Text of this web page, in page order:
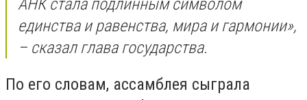
АНК стала подлинным символом
единства и равенства, мира и гармонии»,
– сказал глава государства.
По его словам, ассамблея сыграла